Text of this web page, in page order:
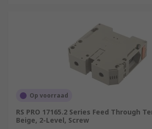
Op voorraad
RS PRO 17165.2 Series Feed Through
Beige, 2-Level, Screw